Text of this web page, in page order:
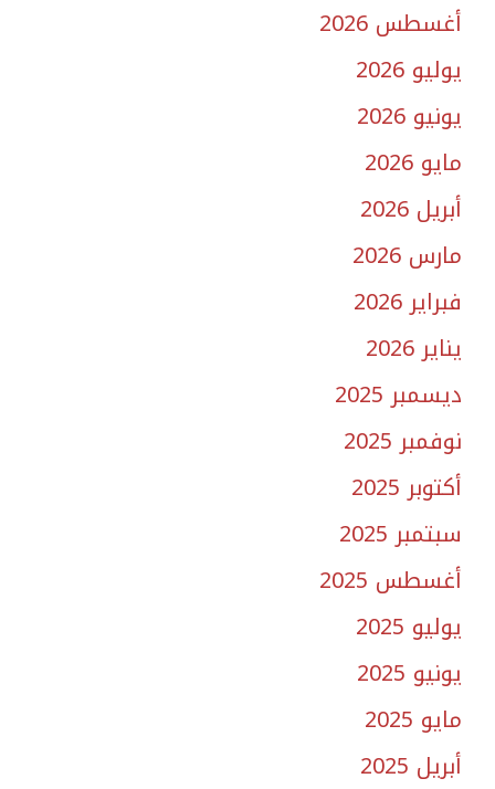
أغسطس 2026
يوليو 2026
يونيو 2026
مايو 2026
أبريل 2026
مارس 2026
فبراير 2026
يناير 2026
ديسمبر 2025
نوفمبر 2025
أكتوبر 2025
سبتمبر 2025
أغسطس 2025
يوليو 2025
يونيو 2025
مايو 2025
أبريل 2025